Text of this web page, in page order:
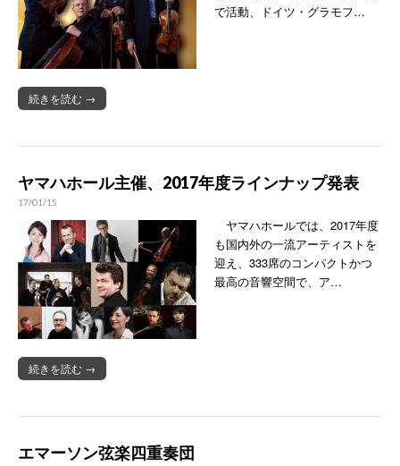
で活動、ドイツ・グラモフ…
続きを読む →
ヤマハホール主催、2017年度ラインナップ発表
17/01/15
ヤマハホールでは、2017年度
も国内外の一流アーティストを
迎え、333席のコンパクトかつ
最高の音響空間で、ア…
続きを読む →
エマーソン弦楽四重奏団